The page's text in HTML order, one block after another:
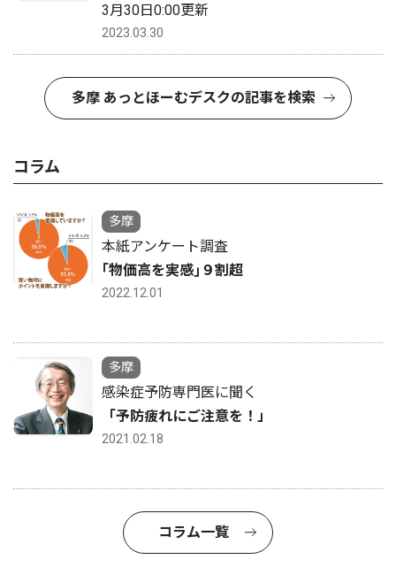
3月30日0:00更新
2023.03.30
多摩 あっとほーむデスクの記事を検索
コラム
多摩
本紙アンケート調査
｢物価高を実感｣９割超
2022.12.01
多摩
感染症予防専門医に聞く
「予防疲れにご注意を！」
2021.02.18
コラム一覧